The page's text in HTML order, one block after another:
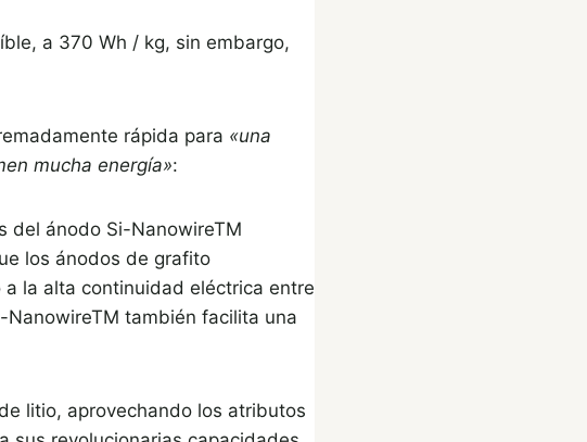
a 370 Wh / kg, sin embargo,
rápida para «una
mucha energía»:
del ánodo Si-NanowireTM
los ánodos de grafito
la alta continuidad eléctrica entre
también facilita una
litio, aprovechando los atributos